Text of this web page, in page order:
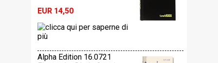
EUR 14,50
Alpha Edition 16.0721